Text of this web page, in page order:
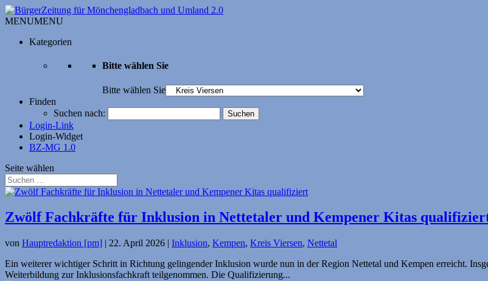
MENUMENU
Kategorien
Bitte wählen Sie
Bitte wählen Sie
Finden
Suchen nach:
Login-Link
Login-Widget
BZ-MG 1.0
Seite wählen
Zwölf Fachkräfte für Inklusion in Nettetaler und Kempener Kitas
von Hauptredaktion [pm] | 22. April 2026 | Inklusion, Kempen, Kreis Viersen, Nettetal
Ein weiterer wichtiger Schritt in Richtung gelingender Inklusion wurde nun in der Region Nettetal und Kempen erreicht.
Weiterbildung zur Inklusionsfachkraft teilgenommen. Die Qualifizierung...